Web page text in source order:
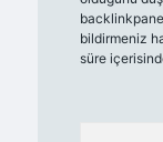
bildirmeniz
süre